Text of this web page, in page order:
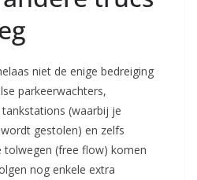
niet de enige bedreiging
parkeerwachters,
(waarbij je
gestolen) en zelfs
(free flow) komen
nog enkele extra